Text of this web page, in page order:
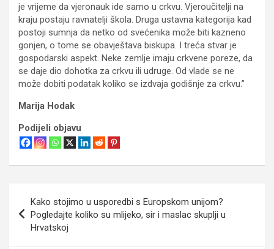
je vrijeme da vjeronauk ide samo u crkvu. Vjeroučitelji na
kraju postaju ravnatelji škola. Druga ustavna kategorija kad
postoji sumnja da netko od svećenika može biti kazneno
gonjen, o tome se obavještava biskupa. I treća stvar je
gospodarski aspekt. Neke zemlje imaju crkvene poreze, da
se daje dio dohotka za crkvu ili udruge. Od vlade se ne
može dobiti podatak koliko se izdvaja godišnje za crkvu.”
Marija Hodak
Podijeli objavu
objava
Kako stojimo u usporedbi s Europskom unijom?
Pogledajte koliko su mlijeko, sir i maslac skuplji u
Hrvatskoj